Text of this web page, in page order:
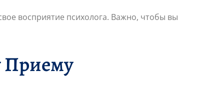
восприятие психолога. Важно, чтобы вы
Приему